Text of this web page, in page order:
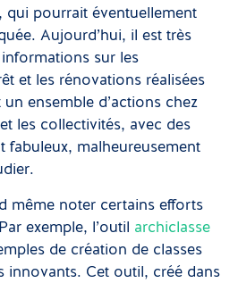
qui pourrait éventuellement
Aujourd’hui, il est très
sur les
et les rénovations réalisées
ensemble d’actions chez
les collectivités, avec des
fabuleux, malheureusement
même noter certains efforts
exemple, l’outil archiclasse
de création de classes
innovants. Cet outil, créé dans